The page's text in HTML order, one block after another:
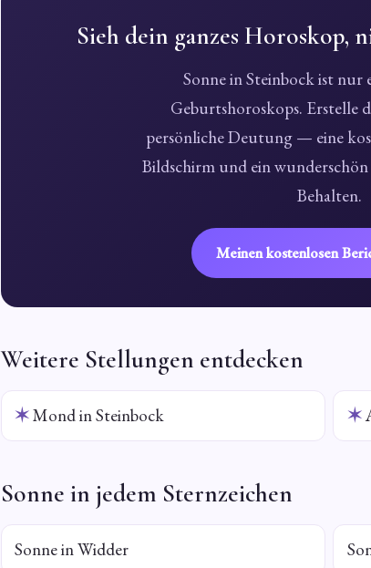
Sieh dein ganzes Horoskop,
Sonne in Steinbock ist nur
Geburtshoroskops. Erstelle
persönliche Deutung — eine
Bildschirm und ein
Behalten.
Meinen kostenlosen
Weitere Stellungen entdecken
✶Mond in Steinbock ✶
Sonne in jedem Sternzeichen
Sonne in Widder